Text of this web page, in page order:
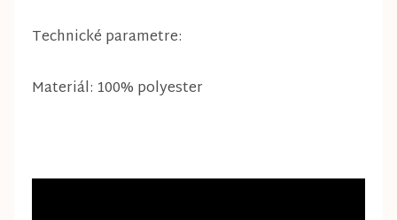
Technické parametre:
Materiál: 100% polyester